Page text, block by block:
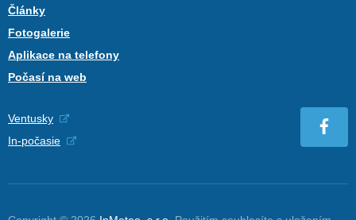
Články
Fotogalerie
Aplikace na telefony
Počasí na web
Ventusky
In-počasie